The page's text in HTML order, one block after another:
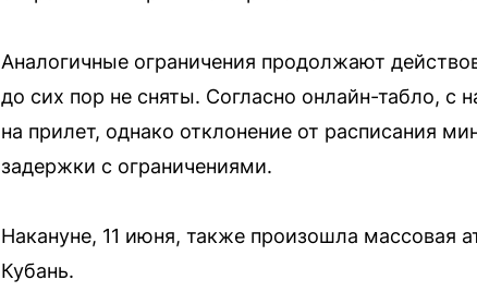
Аналогичные ограничения продолжают
до сих пор не сняты. Согласно онлайн-табло, с
на прилет, однако отклонение от расписания
задержки с ограничениями.
Накануне, 11 июня, также произошла массовая
Кубань.